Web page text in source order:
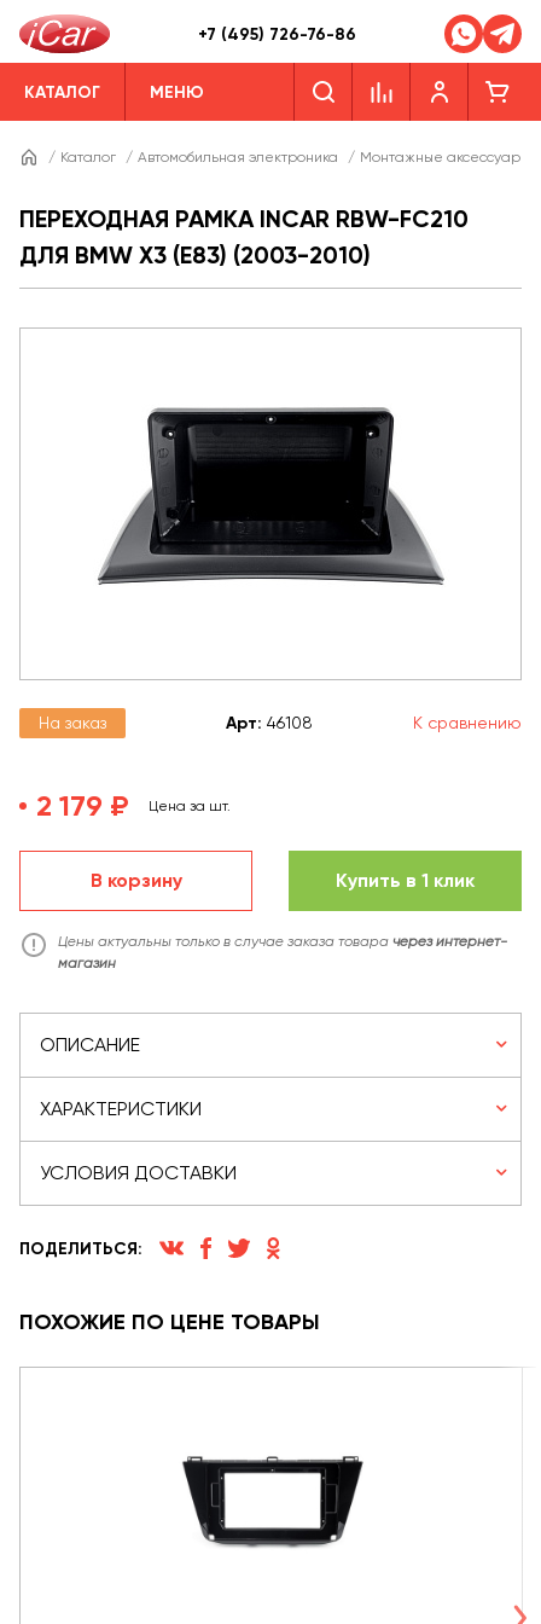
+7 (495) 726-76-86
КАТАЛОГ МЕНЮ
/ Каталог / Автомобильная электроника / Монтажные аксессуары
ПЕРЕХОДНАЯ РАМКА INCAR RBW-FC210
ДЛЯ BMW X3 (E83) (2003-2010)
На заказ Арт: 46108 К сравнению
2 179 ₽ Цена за шт.
В корзину Купить в 1 клик
Цены актуальны только в случае заказа товара через интернет-
магазин
ОПИСАНИЕ
ХАРАКТЕРИСТИКИ
УСЛОВИЯ ДОСТАВКИ
ПОДЕЛИТЬСЯ:
ПОХОЖИЕ ПО ЦЕНЕ ТОВАРЫ